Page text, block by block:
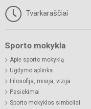
Tvarkaraščiai
Sporto mokykla
Apie sporto mokyklą
Ugdymo aplinka
Filosofija, misija, vizija
Pasiekimai
Sporto mokyklos simboliai